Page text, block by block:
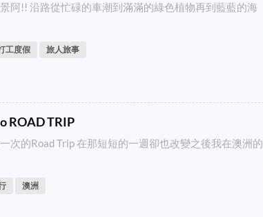
阿!! 沿路從忙碌的車潮到滿滿的綠色植物再到藍藍的海
工度假 旅人旅事
ROAD TRIP
次的Road Trip 在那短短的一週卻也改變之後我在澳洲的
澳洲